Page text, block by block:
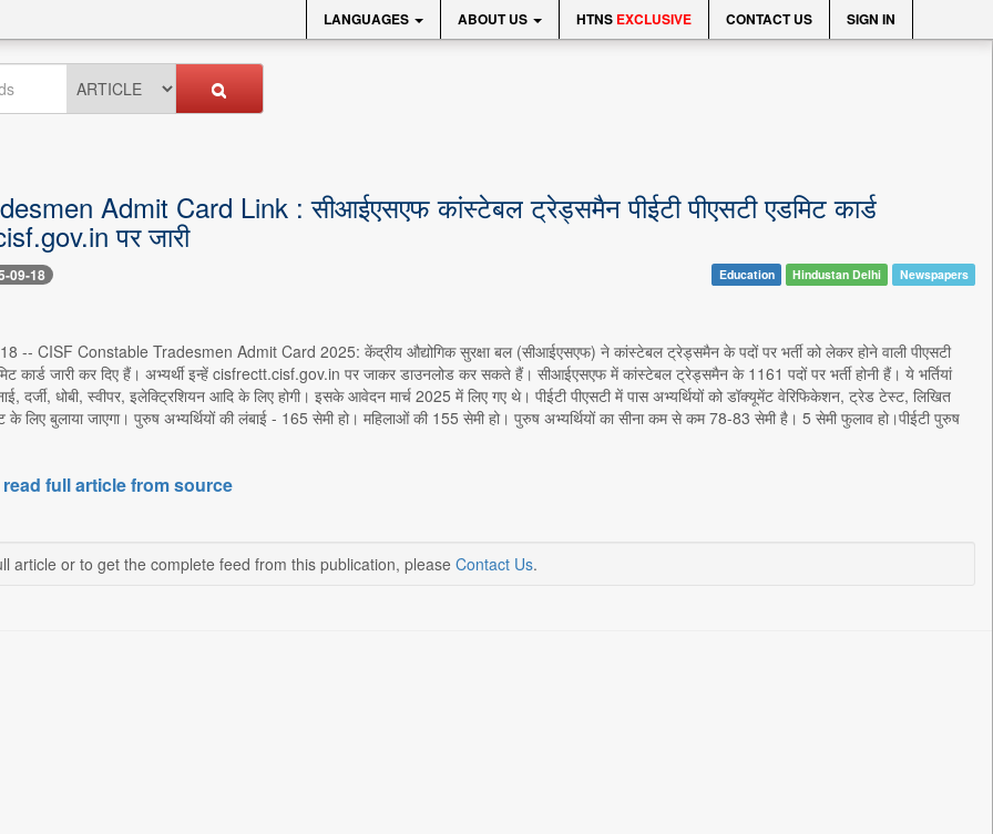
LANGUAGES ABOUT US HTNS EXCLUSIVE CONTACT US SIGN IN
Admit Card Link : सीआईएसएफ कांस्टेबल ट्रेड्समैन पीईटी पीएसटी एडमिट कार्ड
पर जारी
09-18 Education Hindustan Delhi Newspapers
18 -- CISF Constable Tradesmen Admit Card 2025: केंद्रीय औद्योगिक सुरक्षा बल (सीआईएसएफ) ने कांस्टेबल ट्रेड्समैन के पदों पर भर्ती को लेकर होने वाली पीएसटी
कार्ड जारी कर दिए हैं। अभ्यर्थी इन्हें cisfrectt.cisf.gov.in पर जाकर डाउनलोड कर सकते हैं। सीआईएसएफ में कांस्टेबल ट्रेड्समैन के 1161 पदों पर भर्ती होनी हैं। ये भर्तियां
दर्जी, धोबी, स्वीपर, इलेक्ट्रिशियन आदि के लिए होगी। इसके आवेदन मार्च 2025 में लिए गए थे। पीईटी पीएसटी में पास अभ्यर्थियों को डॉक्यूमेंट वेरिफिकेशन, ट्रेड टेस्ट, लिखित
के लिए बुलाया जाएगा। पुरुष अभ्यर्थियों की लंबाई - 165 सेमी हो। महिलाओं की 155 सेमी हो। पुरुष अभ्यर्थियों का सीना कम से कम 78-83 सेमी है। 5 सेमी फुलाव हो।पीईटी पुरुष
full article from source
article or to get the complete feed from this publication, please Contact Us.